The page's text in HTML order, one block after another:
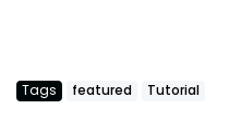
Tags featured Tutorial